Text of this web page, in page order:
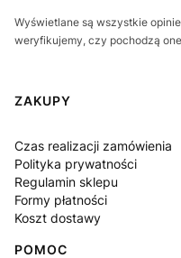
Wyświetlane są wszystkie
weryfikujemy, czy pochodzą
Linki w stopce
ZAKUPY
Czas realizacji zamówienia
Polityka prywatności
Regulamin sklepu
Formy płatności
Koszt dostawy
POMOC